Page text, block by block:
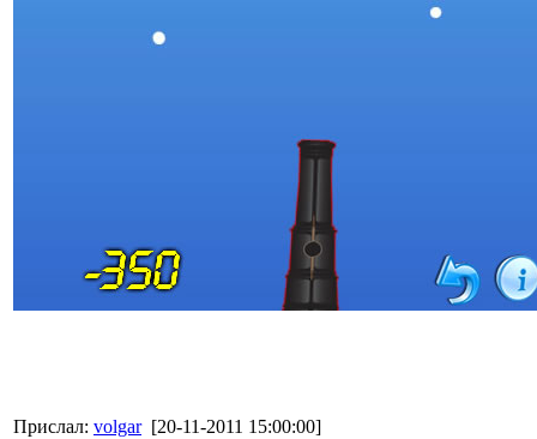
Прислал: volgar [20-11-2011 15:00:00]